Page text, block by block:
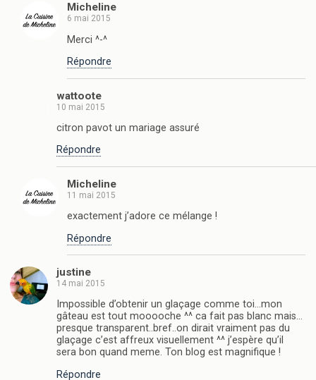
Micheline
6 mai 2015
Merci ^-^
Répondre
wattoote
10 mai 2015
citron pavot un mariage assuré
Répondre
Micheline
11 mai 2015
exactement j’adore ce mélange !
Répondre
justine
14 mai 2015
Impossible d’obtenir un glaçage comme toi…mon
gâteau est tout mooooche ^^ ca fait pas blanc mais…
presque transparent..bref..on dirait vraiment pas du
glaçage c’est affreux visuellement ^^ j’espère qu’il
sera bon quand meme. Ton blog est magnifique !
Répondre